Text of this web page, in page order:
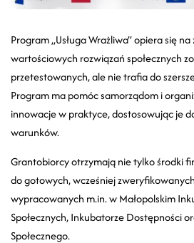
Program „Usługa Wrażliwa” opiera się
wartościowych rozwiązań społecznych
przetestowanych, ale nie trafia do
Program ma pomóc samorządom i
innowacje w praktyce, dostosowując je
warunków.
Grantobiorcy otrzymają nie tylko środki
do gotowych, wcześniej
wypracowanych m.in. w Małopolskim
Społecznych, Inkubatorze Dostępności
Społecznego.